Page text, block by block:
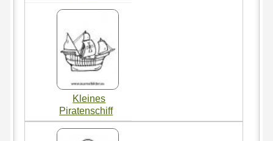
Kleines
Piratenschiff